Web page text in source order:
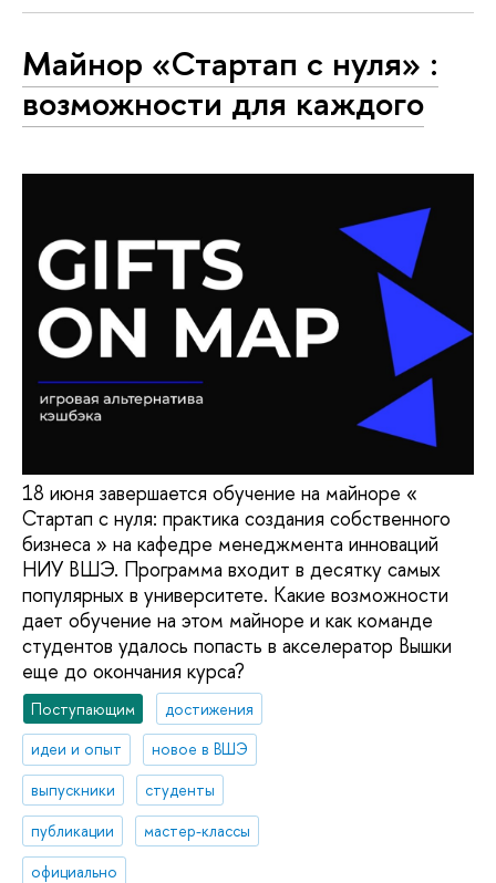
Майнор «Стартап с нуля» :
возможности для каждого
18 июня завершается обучение на майноре «
Стартап с нуля: практика создания собственного
бизнеса » на кафедре менеджмента инноваций
НИУ ВШЭ. Программа входит в десятку самых
популярных в университете. Какие возможности
дает обучение на этом майноре и как команде
студентов удалось попасть в акселератор Вышки
еще до окончания курса?
Поступающим
достижения
идеи и опыт
новое в ВШЭ
выпускники
студенты
публикации
мастер-классы
официально